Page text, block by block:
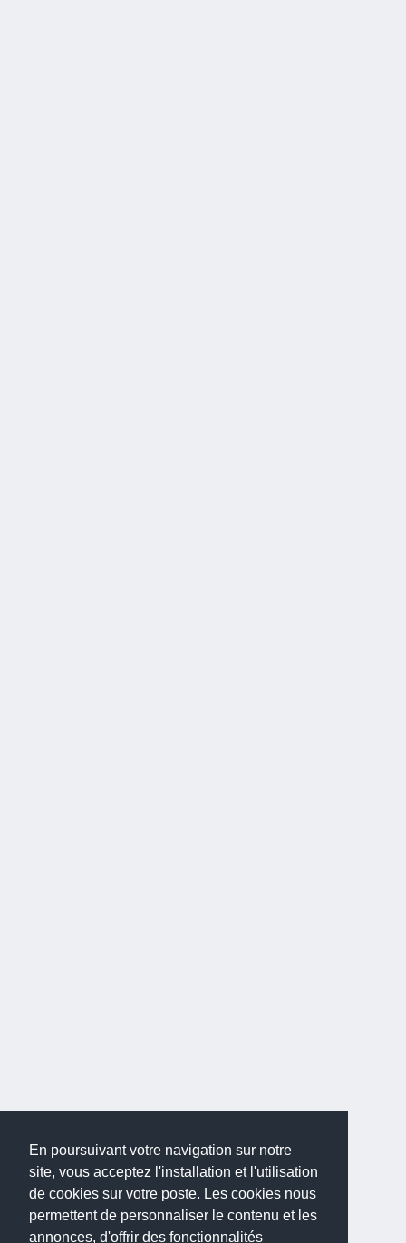
En poursuivant votre navigation sur notre
site, vous acceptez l'installation et l'utilisation
de cookies sur votre poste. Les cookies nous
permettent de personnaliser le contenu et les
annonces, d'offrir des fonctionnalités